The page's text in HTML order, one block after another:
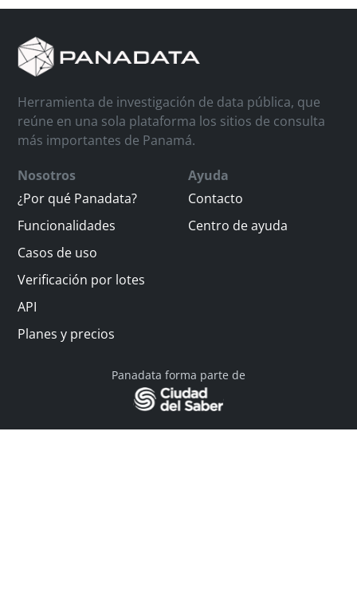
Herramienta de investigación de data pública, que
reúne en una sola plataforma los sitios de consulta
más importantes de Panamá.
Nosotros
¿Por qué Panadata?
Funcionalidades
Casos de uso
Verificación por lotes
API
Planes y precios
Ayuda
Contacto
Centro de ayuda
Panadata forma parte de